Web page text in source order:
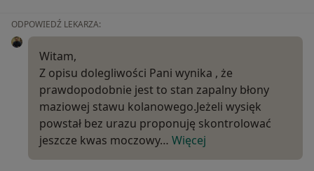
ODPOWIEDŹ LEKARZA:
Witam,
Z opisu dolegliwości Pani wynika , że
prawdopodobnie jest to stan zapalny błony
maziowej stawu kolanowego.Jeżeli wysięk
powstał bez urazu proponuję skontrolować
jeszcze kwas moczowy… Więcej